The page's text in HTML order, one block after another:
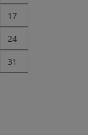
17
24
31